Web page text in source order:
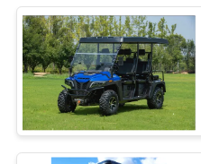
वयस्क